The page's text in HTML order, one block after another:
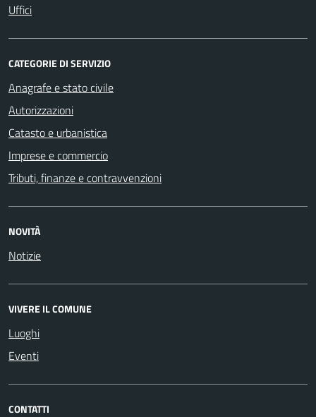
Uffici
CATEGORIE DI SERVIZIO
Anagrafe e stato civile
Autorizzazioni
Catasto e urbanistica
Imprese e commercio
Tributi, finanze e contravvenzioni
NOVITÀ
Notizie
VIVERE IL COMUNE
Luoghi
Eventi
CONTATTI